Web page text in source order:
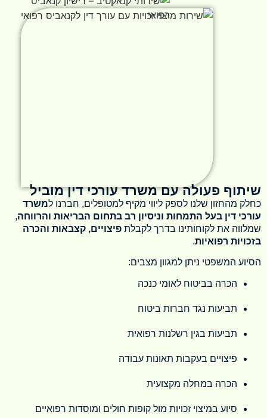
שיתוף פעולה עם משרד עורכי דין מוביל
כחלק מהחזון שלנו לספק ליווי מקיף למטופלים, חברנו למשרד
עורכי דין בעל התמחות וניסיון רב בתחום הבריאות והרווחה,
שמלווה את לקוחותינו בדרך לקבלת פיצויים, קצבאות והכרה
בזכויות רפואיות.
הסיוע המשפטי ניתן למגוון מצבים:
הכרה בביטוח לאומי כנכה
תביעות נגד חברות ביטוח
תביעות בגין רשלנות רפואית
פיצויים בעקבות תאונות עבודה
הכרה במחלה מקצועית
סיוע במיצוי זכויות מול קופות חולים ומוסדות רפואיים